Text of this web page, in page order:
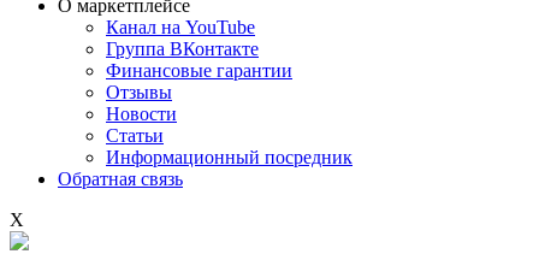
О маркетплейсе
Канал на YouTube
Группа ВКонтакте
Финансовые гарантии
Отзывы
Новости
Статьи
Информационный посредник
Обратная связь
X